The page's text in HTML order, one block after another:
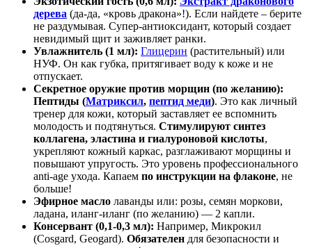
дерева (да-да, «кровь дракона»!). Если найдете – берите
не раздумывая. Супер-антиоксидант, который создает
невидимый щит и заживляет ранки.
Увлажнитель (1 мл): Глицерин (растительный) или
НУФ. Он как губка, притягивает воду к коже и не
отпускает.
Секретное оружие против морщин (по желанию):
Пептиды (Матриксил, пептид меди). Это как личный
тренер для кожи, который заставляет ее вспомнить
молодость и подтянуться. Стимулируют синтез
коллагена, эластина и гиалуроновой кислоты,
укрепляют кожный каркас, разглаживают морщины и
повышают упругость. Это уровень профессионального
anti-age ухода. Капаем по инструкции на флаконе, не
больше!
Эфирное масло лаванды или: розы, семян моркови,
ладана, иланг-иланг (по желанию) — 2 капли.
Консервант (0,1-0,3 мл): Например, Микрокил
(Cosgard, Geogard). Обязателен для безопасности и